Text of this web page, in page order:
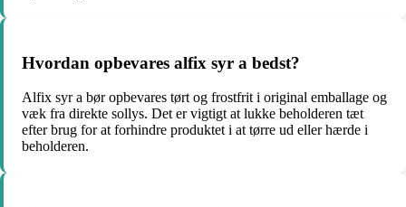
Hvordan opbevares alfix syr a bedst?
Alfix syr a bør opbevares tørt og frostfrit i original emballage og
væk fra direkte sollys. Det er vigtigt at lukke beholderen tæt
efter brug for at forhindre produktet i at tørre ud eller hærde i
beholderen.